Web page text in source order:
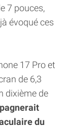
7 pouces,
évoqué ces
17 Pro et
de 6,3
dixième de
du